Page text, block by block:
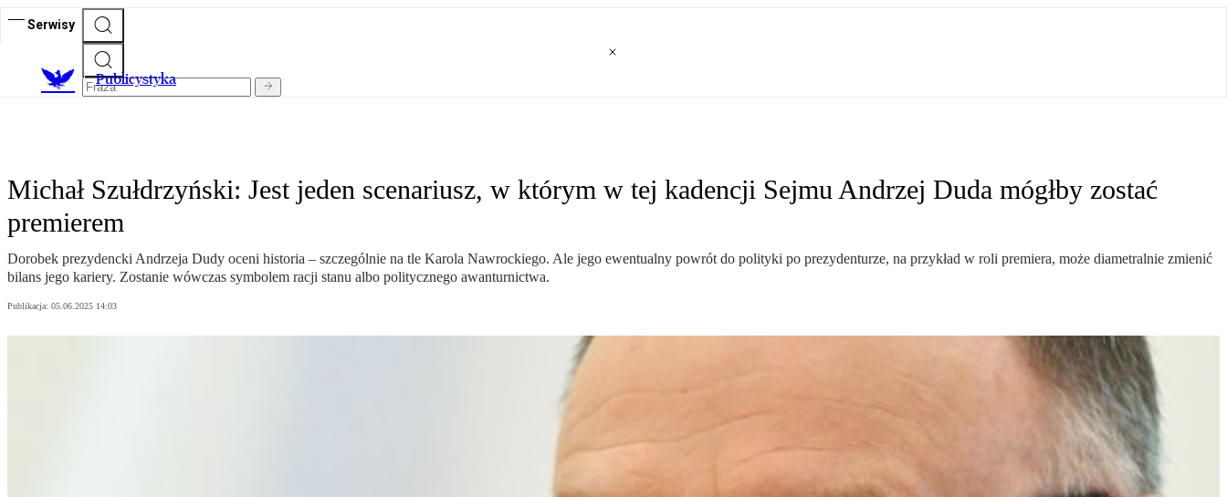
Serwisy
Publicystyka
Michał Szułdrzyński: Jest jeden scenariusz, w którym w tej kadencji Sejmu Andrzej Duda mógłby zostać
premierem
Dorobek prezydencki Andrzeja Dudy oceni historia – szczególnie na tle Karola Nawrockiego. Ale jego ewentualny powrót do polityki po prezydenturze, na przykład w roli premiera, może diametralnie zmienić
bilans jego kariery. Zostanie wówczas symbolem racji stanu albo politycznego awanturnictwa.
Publikacja: 05.06.2025 14:03